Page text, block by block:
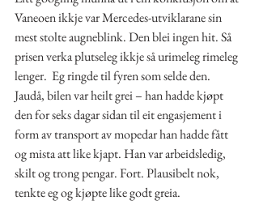
Vaneoen ikkje var Mercedes-utviklarane sin
mest stolte augneblink. Den blei ingen hit. Så
prisen verka plutseleg ikkje så urimeleg rimeleg
lenger.  Eg ringde til fyren som selde den.
Jaudå, bilen var heilt grei – han hadde kjøpt
den for seks dagar sidan til eit engasjement i
form av transport av mopedar han hadde fått
og mista att like kjapt. Han var arbeidsledig,
skilt og trong pengar. Fort. Plausibelt nok,
tenkte eg og kjøpte like godt greia.